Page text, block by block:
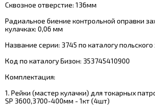
Сквозное отверстие: 136мм
Радиальное биение контрольной оправки
кулачках: 0,06 мм
Название серии: 3745 по каталогу
Код по каталогу Бизон: 353745410900
Комплектация:
1. Рейки (мастер кулачки) для токарных
SP 3600,3700-400мм - 1кт (4шт)